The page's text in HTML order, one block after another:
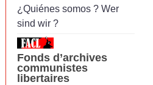
¿Quiénes somos ? Wer
sind wir ?
Fonds d’archives
communistes
libertaires